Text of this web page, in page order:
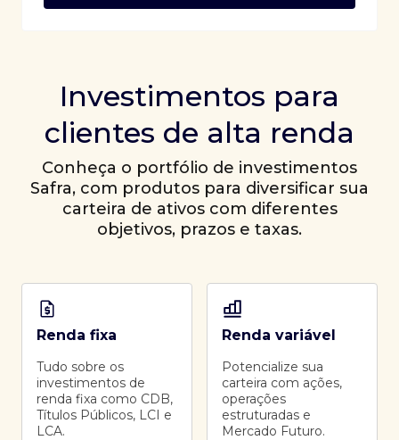
Investimentos para
clientes de alta renda
Conheça o portfólio de investimentos
Safra, com produtos para diversificar sua
carteira de ativos com diferentes
objetivos, prazos e taxas.
Renda fixa
Tudo sobre os
investimentos de
renda fixa como CDB,
Títulos Públicos, LCI e
LCA.
Renda variável
Potencialize sua
carteira com ações,
operações
estruturadas e
Mercado Futuro.